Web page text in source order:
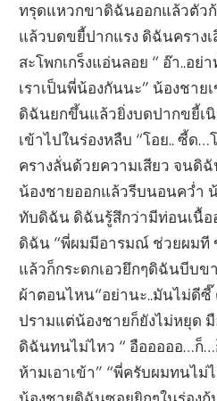
ทรุดแหวกขาดิฉันออกแล้วตัว
แล้วบดขยี้ปากแรง ดิฉันครางเ
สะโพกเกร็งแอ่นลอย “ อ๊า..อย่
เราเป็นพี่น้องกันนะ” น้องชาย
ดิฉันยกขึ้นแล้วยิ่งบดปากขยี้เ
เข้าไปในร่องหลืบ “โอย.. ซี้ด
ครางลั่นด้วยความเสียว จนดิ
น้องชายออกแล้วรีบนอนคว่ำ
ทับดิฉัน ดิฉันรู้สึกว่ามีท่อนเนื้อ
ดิฉัน “พี่ผมมีอารมณ์ ช่วยผมที
แล้วก็กระดกเอวยึกๆดิฉันบีบ
ผ้าตอนไหน“อย่านะ..มันไม่ดี
ปรามแต่น้องชายก็ยังไม่หยุด
ดิฉันทนไม่ไหว “ อือออออ…ก็
ห้ามเอาเข้า” “พี่ครับผมทนไม่